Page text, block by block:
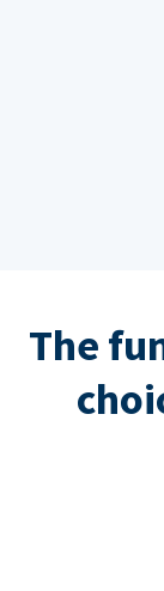
The